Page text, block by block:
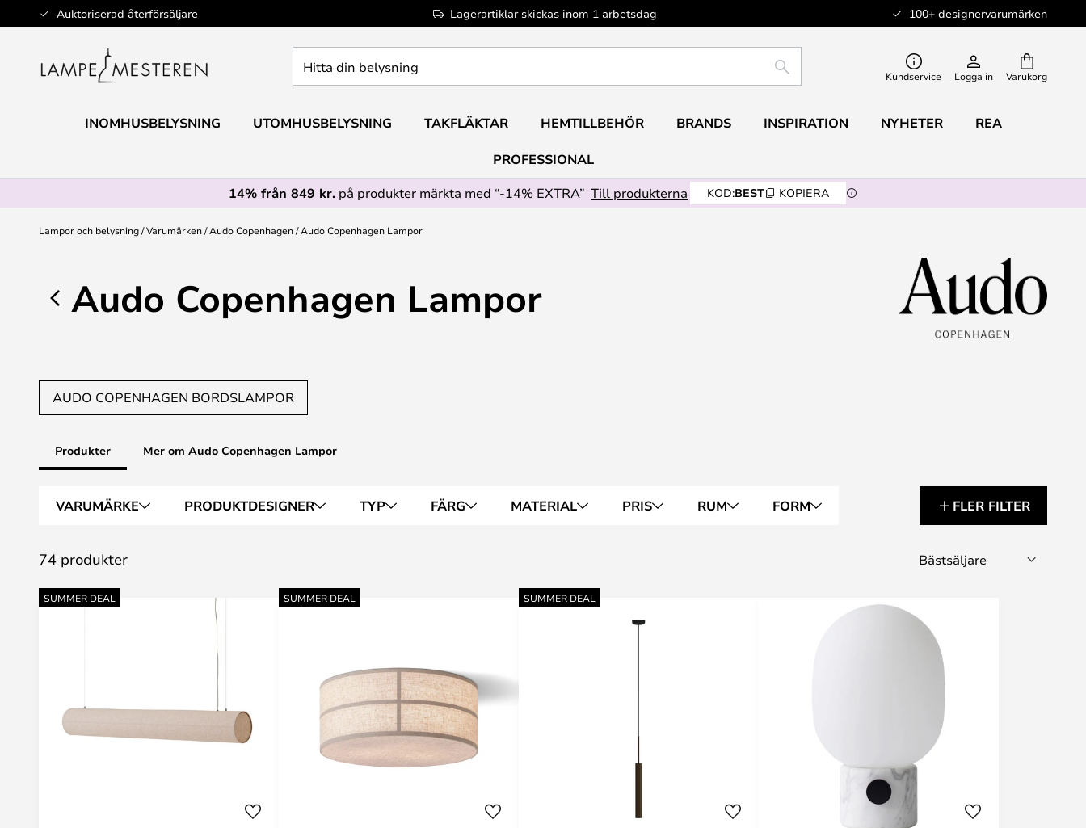
Auktoriserad återförsäljare Lagerartiklar skickas inom 1 arbetsdag 100+ designervarumärken
Hoppa
till
Varukorg
din
SÖK Kundservice Logga in
INOMHUSBELYSNING UTOMHUSBELYSNING TAKFLÄKTAR HEMTILLBEHÖR BRANDS INSPIRATION NYHETER REA
PROFESSIONAL
14% från 849 kr. på produkter märkta med “-14% EXTRA” Till produkterna KOD:BEST KOPIERA
Lampor och belysning Varumärken Audo Copenhagen Audo Copenhagen Lampor
Audo Copenhagen Lampor
AUDO COPENHAGEN BORDSLAMPOR
Produkter Mer om Audo Copenhagen Lampor
VARUMÄRKE PRODUKTDESIGNER TYP FÄRG MATERIAL PRIS RUM FORM FLER FILTER
74 produkter
SUMMER DEAL SUMMER DEAL SUMMER DEAL